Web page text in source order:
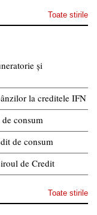
Toate stirile
și
la creditele IFN
consum
de consum
de Credit
Toate stirile